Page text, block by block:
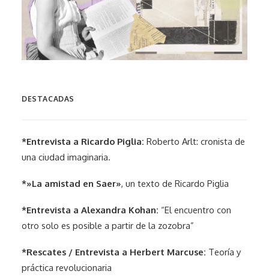
DESTACADAS
*Entrevista a Ricardo Piglia: Roberto Arlt: cronista de
una ciudad imaginaria.
*»La amistad en Saer», un texto de Ricardo Piglia
*Entrevista a Alexandra Kohan: “El encuentro con
otro solo es posible a partir de la zozobra”
*Rescates / Entrevista a Herbert Marcuse: Teoría y
práctica revolucionaria